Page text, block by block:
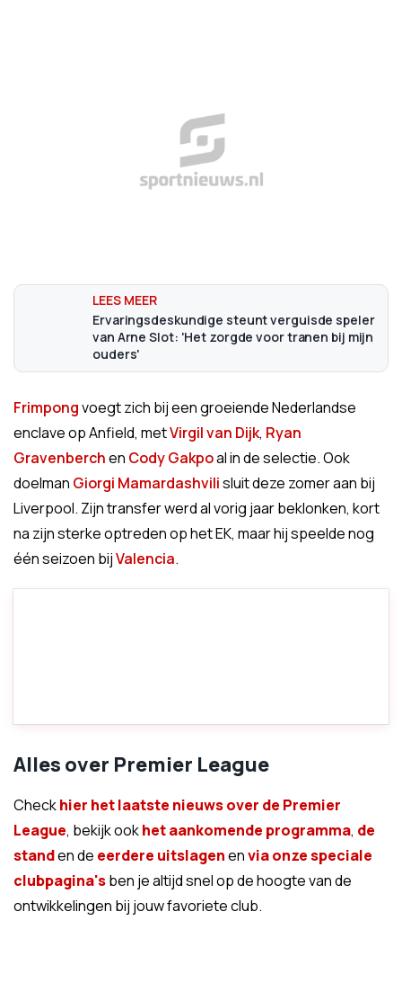
Ervaringsdeskundige steunt verguisde speler
van Arne Slot: 'Het zorgde voor tranen bij mijn
ouders'
Frimpongvoegt zich bij een groeiende Nederlandse
enclave op Anfield, metVirgil van Dijk, Ryan
Gravenberchen Cody Gakpoal in de selectie. Ook
doelman Giorgi Mamardashvilisluit deze zomer aan bij
Liverpool. Zijn transfer werd al vorig jaar beklonken, kort
na zijn sterke optreden op het EK, maar hij speelde nog
één seizoen bijValencia.
Alles over Premier League
Checkhier het laatste nieuws over de Premier
League, bekijk ookhet aankomende programma, de
standen de eerdere uitslagenenvia onze speciale
clubpagina'sben je altijd snel op de hoogte van de
ontwikkelingen bij jouw favoriete club.